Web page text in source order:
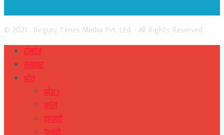
© 2021 : Birgunj Times Media Pvt. Ltd. - All Rights Reserved.
होमपेज
समाचार
प्रदेश
प्रदेश १
मधेस
वागमती